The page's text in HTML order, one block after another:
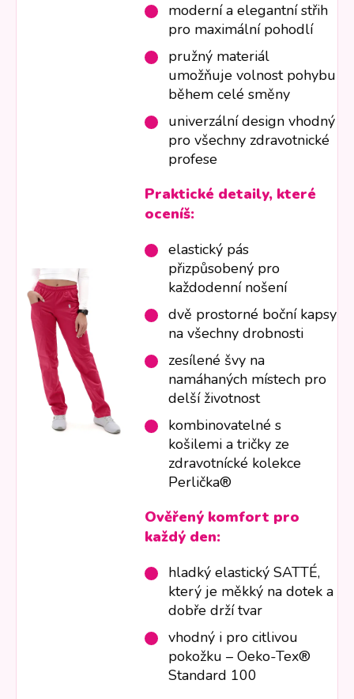
moderní a elegantní střih
pro maximální pohodlí
pružný materiál
umožňuje volnost pohybu
během celé směny
univerzální design vhodný
pro všechny zdravotnické
profese
Praktické detaily, které
oceníš:
elastický pás
přizpůsobený pro
každodenní nošení
dvě prostorné boční kapsy
na všechny drobnosti
zesílené švy na
namáhaných místech pro
delší životnost
kombinovatelné s
košilemi a tričky ze
zdravotnícké kolekce
Perlička®
Ověřený komfort pro
každý den:
hladký elastický SATTÉ,
který je měkký na dotek a
dobře drží tvar
vhodný i pro citlivou
pokožku – Oeko-Tex®
Standard 100